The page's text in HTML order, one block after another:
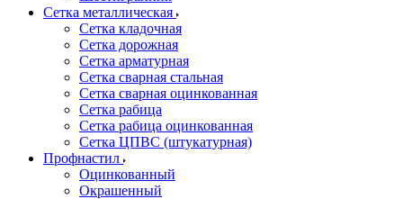
Сетка металлическая
Сетка кладочная
Сетка дорожная
Сетка арматурная
Сетка сварная стальная
Сетка сварная оцинкованная
Сетка рабица
Сетка рабица оцинкованная
Сетка ЦПВС (штукатурная)
Профнастил
Оцинкованный
Окрашенный